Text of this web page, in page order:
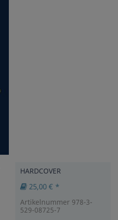
HARDCOVER
25,00 € *
Artikelnummer 978-3-
529-08725-7